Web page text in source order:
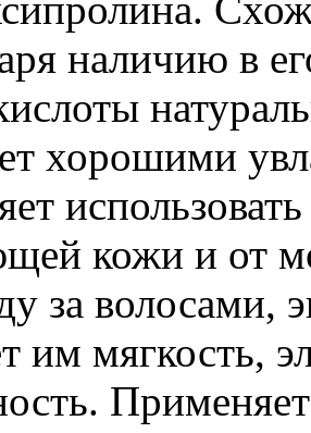
наличию в
хорошими
кожи и от
за волосами,
им мягкость,